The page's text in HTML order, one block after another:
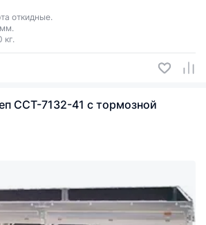
откидные.
мм.
кг.
ССТ-7132-41 с тормозной